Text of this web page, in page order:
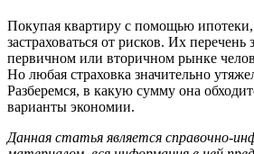
Покупая квартиру с помощью
застраховаться от рисков. Их перечень
первичном или вторичном рынке
Но любая страховка значительно
Разберемся, в какую сумму она
варианты экономии.
Данная статья является справочно-